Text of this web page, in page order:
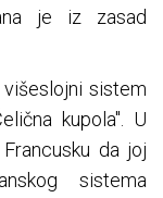
je iz zasad
višeslojni sistem
kupola". U
da joj
sistema